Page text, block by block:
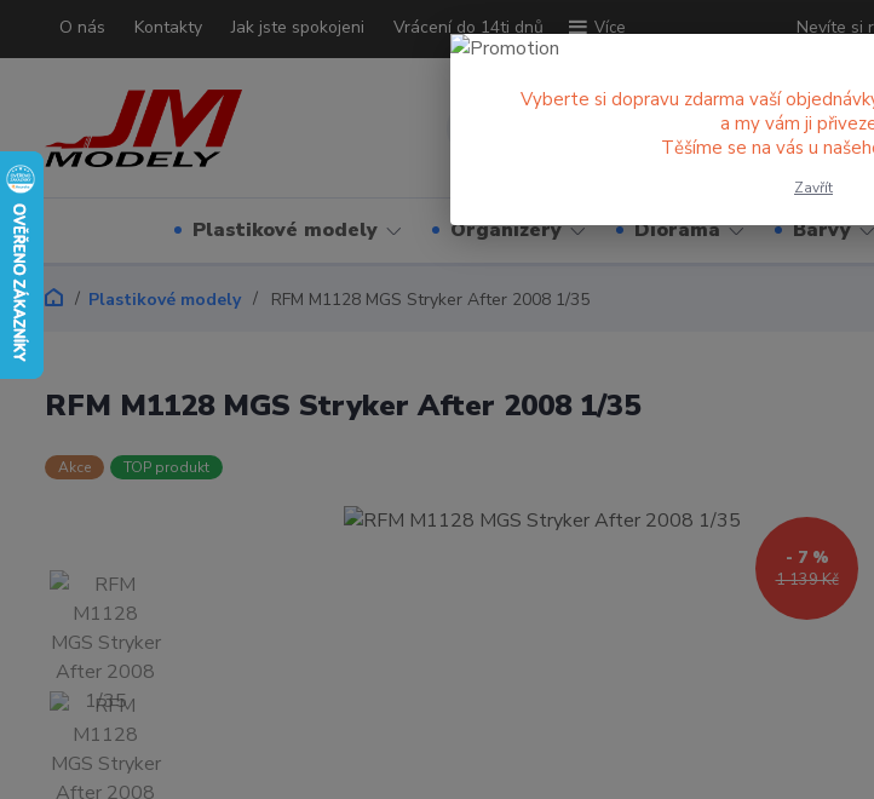
O nás Kontakty Jak jste spokojeni Vrácení do 14ti dnů Více Nevíte si
Plastikové modely Organizéry Diorama Barvy
Plastikové modely RFM M1128 MGS Stryker After 2008 1/35
RFM M1128 MGS Stryker After 2008 1/35
Akce TOP produkt
1 139 Kč
- 7 %
Vyberte si dopravu zdarma vaší
a my vám ji
Těšíme se na vás u
Zavřít